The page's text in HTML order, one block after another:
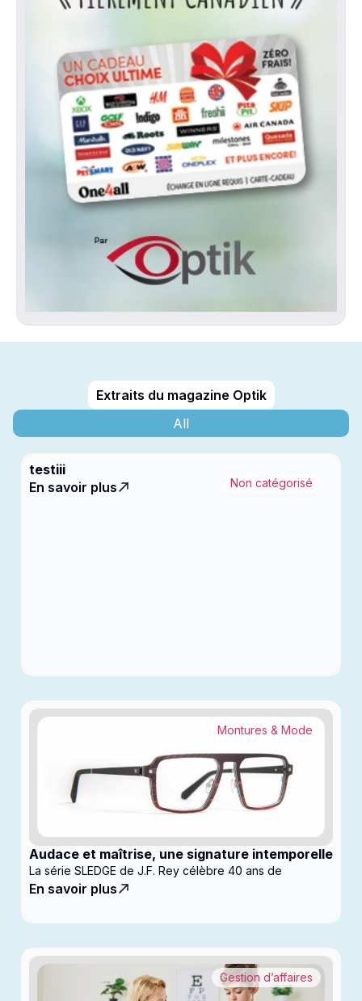
Extraits du magazine Optik
All
testiii
Non catégorisé
En savoir plus
Audace et maîtrise, une signature intemporelle
Montures & Mode
La série SLEDGE de J.F. Rey célèbre 40 ans de
En savoir plus
Gestion d’affaires